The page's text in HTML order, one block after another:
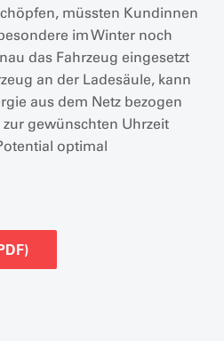
müssten Kundinnen
im Winter noch
das Fahrzeug eingesetzt
an der Ladesäule, kann
aus dem Netz bezogen
gewünschten Uhrzeit
optimal